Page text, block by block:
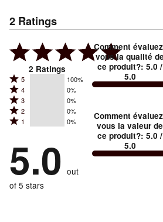
2 Ratings
2 Ratings
Rated
5
stars
by
of
reviewers
5 100%
Rated
4
stars
by
of
reviewers
4 0%
Rated
3
stars
0%
of
reviewers
3 0%
Rated
2
by
0%
of
reviewers
2 0%
Rated
stars
by
0%
of
1 0%
5.0 out
of 5 stars
Comment
vous la qualité de
ce produit?:5.0 /
5.0
Comment
vous la valeur de
ce produit?:5.0 /
5.0